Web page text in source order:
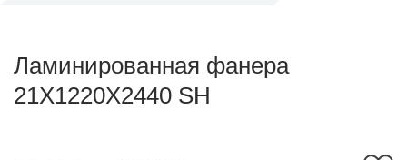
Ламинированная фанера
21Х1220Х2440 SH